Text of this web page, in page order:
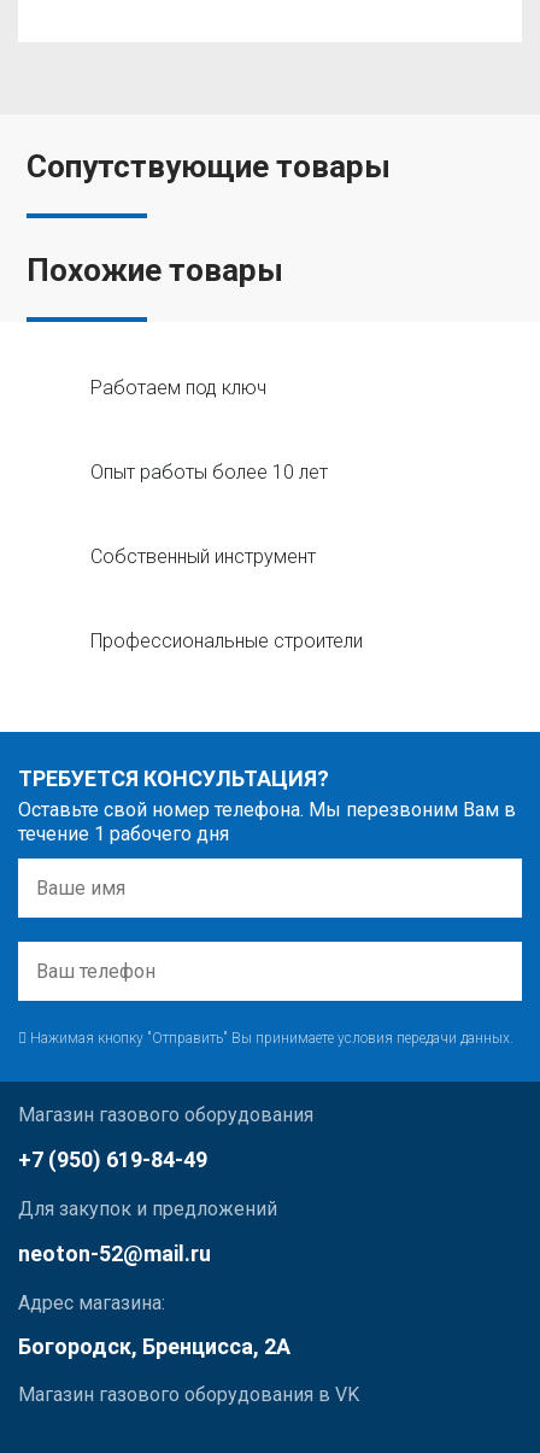
Сопутствующие товары
Похожие товары
Работаем под ключ
Опыт работы более 10 лет
Собственный инструмент
Профессиональные строители
ТРЕБУЕТСЯ КОНСУЛЬТАЦИЯ?
Оставьте свой номер телефона. Мы перезвоним Вам в
течение 1 рабочего дня
Нажимая кнопку "Отправить" Вы принимаете условия передачи данных.
Магазин газового оборудования
+7 (950) 619-84-49
Для закупок и предложений
neoton-52@mail.ru
Адрес магазина:
Богородск, Бренцисса, 2А
Магазин газового оборудования в VK